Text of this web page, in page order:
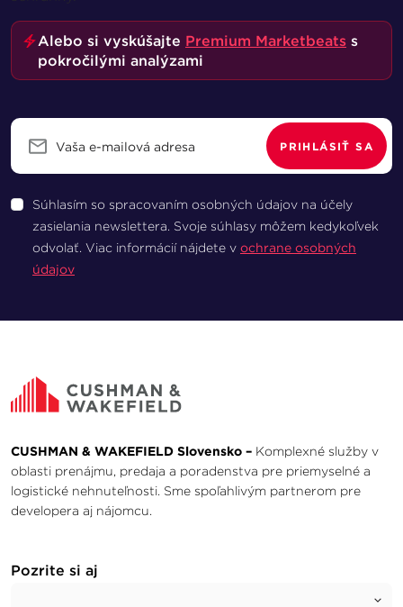
Alebo si vyskúšajte Premium Marketbeats s
pokročilými analýzami
PRIHLÁSIŤ SA
Súhlasím so spracovaním osobných údajov na účely
zasielania newslettera. Svoje súhlasy môžem kedykoľvek
odvolať. Viac informácií nájdete v ochrane osobných
údajov
CUSHMAN & WAKEFIELD Slovensko – Komplexné služby v
oblasti prenájmu, predaja a poradenstva pre priemyselné a
logistické nehnuteľnosti. Sme spoľahlivým partnerom pre
developera aj nájomcu.
Pozrite si aj